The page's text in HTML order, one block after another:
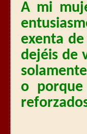
A mi
exenta
dejéis de
o porque